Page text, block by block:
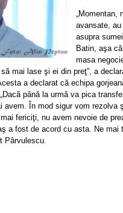
avansate,
asupra
Batin, aşa
masa
mai lase şi ei din preţ”, a
a declarat că echipa
până la urmă va pica
avem. În mod sigur vom rezolva
fericiţi, nu avem nevoie de
a fost de acord cu asta. Ne mai
Pârvulescu.